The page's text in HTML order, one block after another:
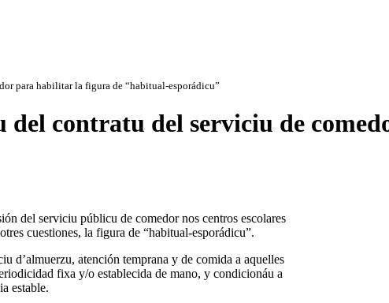
para habilitar la figura de “habitual-esporádicu”
del contratu del serviciu de
del serviciu públicu de comedor nos centros escolares
cuestiones, la figura de “habitual-esporádicu”.
d’almuerzu, atención temprana y de comida a aquelles
fixa y/o establecida de mano, y condicionáu a
estable.